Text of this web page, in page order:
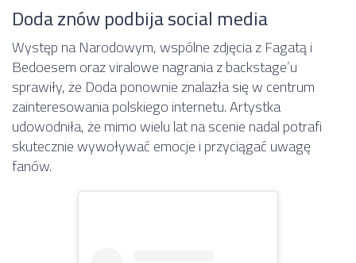
Doda znów podbija social media
Występ na Narodowym, wspólne zdjęcia z Fagatą i
Bedoesem oraz viralowe nagrania z backstage’u
sprawiły, że Doda ponownie znalazła się w centrum
zainteresowania polskiego internetu. Artystka
udowodniła, że mimo wielu lat na scenie nadal potrafi
skutecznie wywoływać emocje i przyciągać uwagę
fanów.